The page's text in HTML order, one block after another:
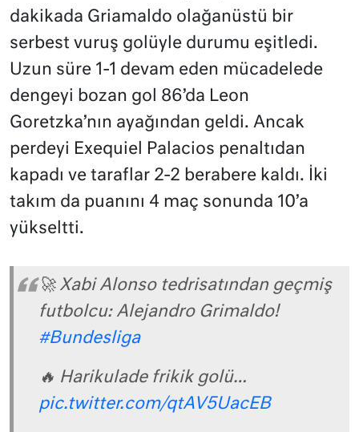
dakikada Griamaldo olağanüstü bir
serbest vuruş golüyle durumu eşitledi.
Uzun süre 1-1 devam eden mücadelede
dengeyi bozan gol 86’da Leon
Goretzka’nın ayağından geldi. Ancak
perdeyi Exequiel Palacios penaltıdan
kapadı ve taraflar 2-2 berabere kaldı. İki
takım da puanını 4 maç sonunda 10’a
yükseltti.
🚀 Xabi Alonso tedrisatından geçmiş
futbolcu: Alejandro Grimaldo!
#Bundesliga
🔥 Harikulade frikik golü…
pic.twitter.com/qtAV5UacEB